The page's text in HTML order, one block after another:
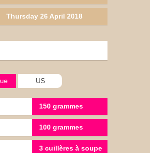
Thursday 26 April 2018
US
150 grammes
100 grammes
3 cuillères à soupe